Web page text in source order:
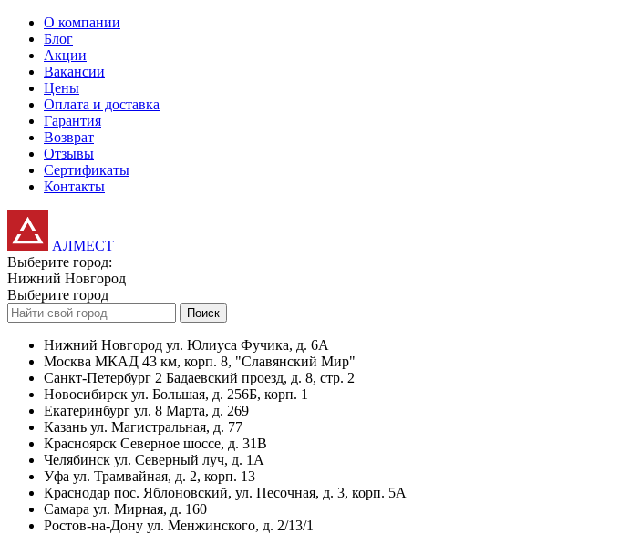
О компании
Блог
Акции
Вакансии
Цены
Оплата и доставка
Гарантия
Возврат
Отзывы
Сертификаты
Контакты
АЛМЕСТ
Выберите город:
Нижний Новгород
Выберите город
Поиск
Нижний Новгород ул. Юлиуса Фучика, д. 6А
Москва МКАД 43 км, корп. 8, "Славянский Мир"
Санкт-Петербург 2 Бадаевский проезд, д. 8, стр. 2
Новосибирск ул. Большая, д. 256Б, корп. 1
Екатеринбург ул. 8 Марта, д. 269
Казань ул. Магистральная, д. 77
Красноярск Северное шоссе, д. 31В
Челябинск ул. Северный луч, д. 1А
Уфа ул. Трамвайная, д. 2, корп. 13
Краснодар пос. Яблоновский, ул. Песочная, д. 3, корп. 5А
Самара ул. Мирная, д. 160
Ростов-на-Дону ул. Менжинского, д. 2/13/1